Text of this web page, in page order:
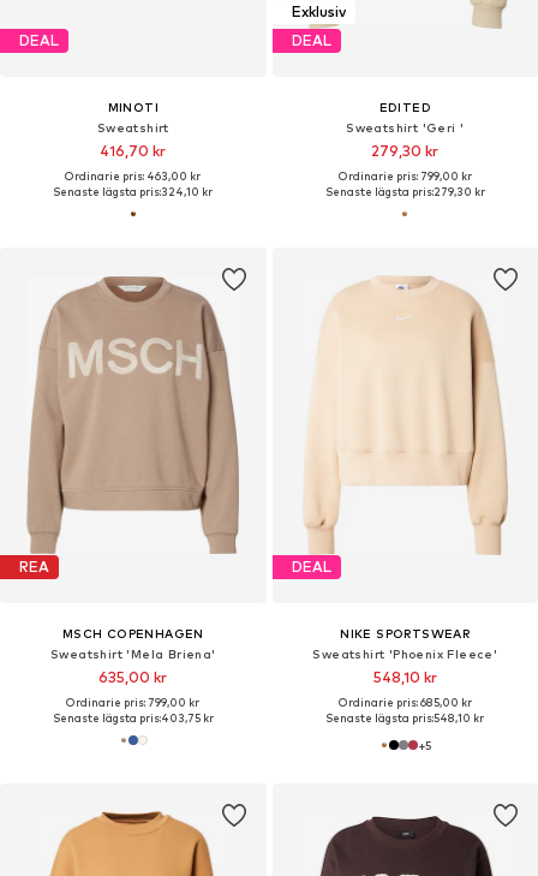
DEAL
MINOTI
Sweatshirt
416,70 kr
Ordinarie pris: 463,00 kr
Senaste lägsta pris:324,10 kr
Exklusiv
DEAL
EDITED
Sweatshirt 'Geri '
279,30 kr
Ordinarie pris: 799,00 kr
Senaste lägsta pris:279,30 kr
REA
MSCH COPENHAGEN
Sweatshirt 'Mela Briena'
635,00 kr
Ordinarie pris: 799,00 kr
Senaste lägsta pris:403,75 kr
DEAL
NIKE SPORTSWEAR
Sweatshirt 'Phoenix Fleece'
548,10 kr
Ordinarie pris: 685,00 kr
Senaste lägsta pris:548,10 kr
+5